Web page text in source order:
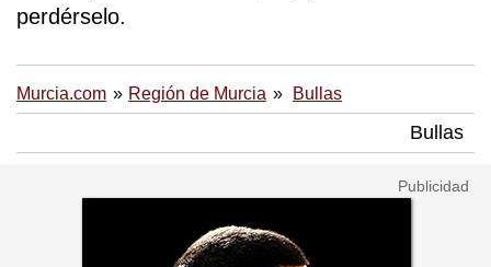
perdérselo.
Murcia.com Región de Murcia Bullas
Bullas